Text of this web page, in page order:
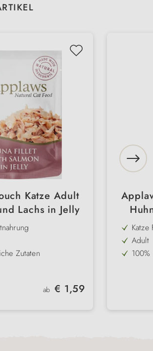
Katze Adult
Lachs in Jelly
Zutaten
Regulärer Preis:
ab € 1,59
Katze
Adult